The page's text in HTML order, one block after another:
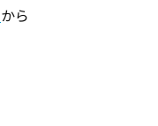
から